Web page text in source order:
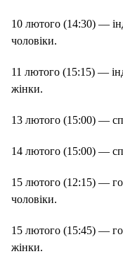
10 лютого (14:30) —
чоловіки.
11 лютого (15:15) —
жінки.
13 лютого (15:00) —
14 лютого (15:00) —
15 лютого (12:15) —
чоловіки.
15 лютого (15:45) —
жінки.